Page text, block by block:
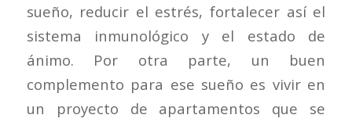
sueño, reducir el estrés, fortalecer así el
sistema inmunológico y el estado de
ánimo. Por otra parte, un buen
complemento para ese sueño es vivir en
un proyecto de apartamentos que se